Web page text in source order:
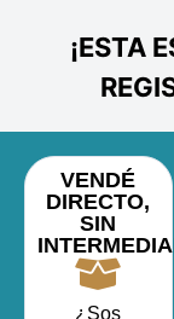
¡ESTA
VENDÉ
DIRECTO,
SIN
¿Sos